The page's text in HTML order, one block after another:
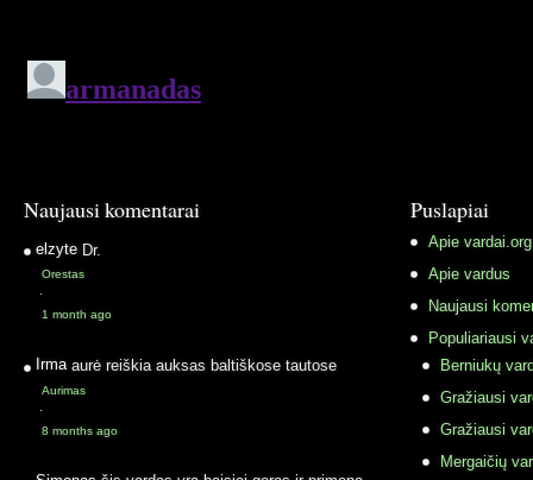
Naujausi komentarai
elzyte Dr.
Orestas
·
1 month ago
Irma aurė reiškia auksas baltiškose tautose
Aurimas
·
8 months ago
Puslapiai
Apie vardai.org
Apie vardus
Naujausi
Populiariausi
Berniukų
Gražiausi
Gražiausi
Mergaičių